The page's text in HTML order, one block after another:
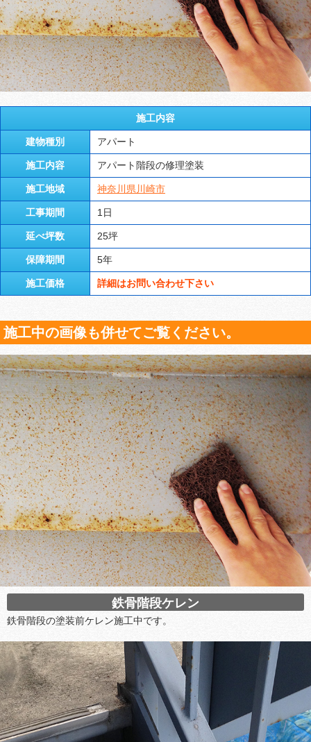
施工内容
建物種別 アパート
施工内容 アパート階段の修理塗装
施工地域 神奈川県川崎市
工事期間 1日
延べ坪数 25坪
保障期間 5年
施工価格 詳細はお問い合わせ下さい
施工中の画像も併せてご覧ください。
鉄骨階段ケレン
鉄骨階段の塗装前ケレン施工中です。